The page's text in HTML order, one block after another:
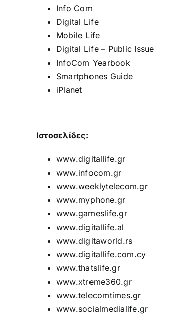
Info Com
Digital Life
Mobile Life
Digital Life – Public Issue
InfoCom Yearbook
Smartphones Guide
iPlanet
Ιστοσελίδες:
www.digitallife.gr
www.infocom.gr
www.weeklytelecom.gr
www.myphone.gr
www.gameslife.gr
www.digitallife.al
www.digitaworld.rs
www.digitallife.com.cy
www.thatslife.gr
www.xtreme360.gr
www.telecomtimes.gr
www.socialmedialife.gr